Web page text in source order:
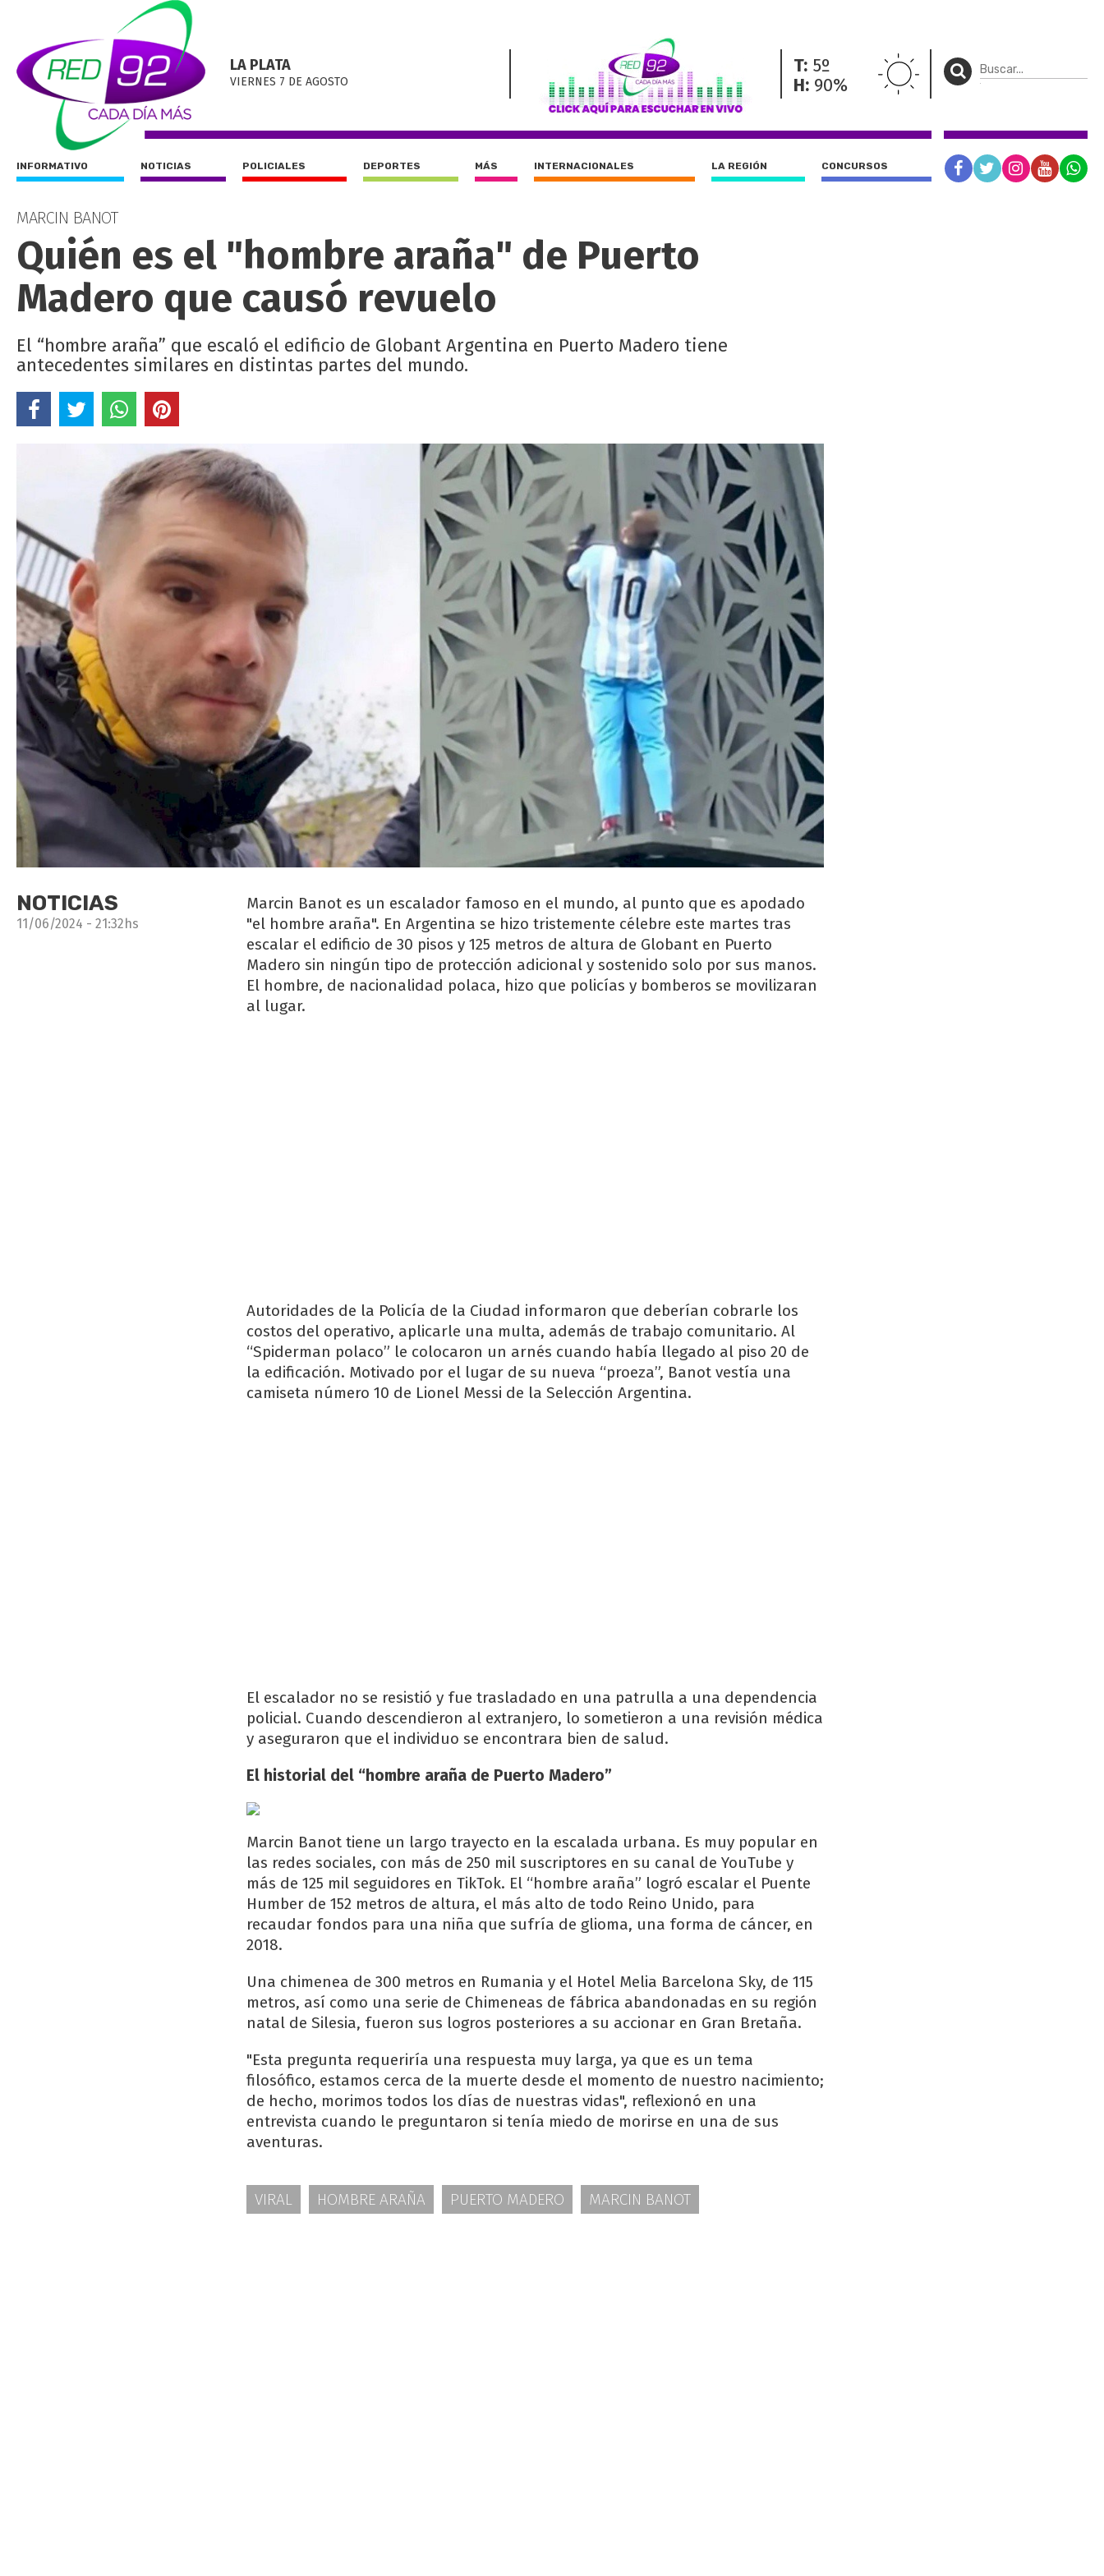
LA PLATA
VIERNES 7 DE AGOSTO
T: 5º
H: 90%
INFORMATIVO NOTICIAS POLICIALES DEPORTES MÁS INTERNACIONALES LA REGIÓN CONCURSOS
MARCIN BANOT
Quién es el "hombre araña" de Puerto
Madero que causó revuelo
El “hombre araña” que escaló el edificio de Globant Argentina en Puerto Madero tiene
antecedentes similares en distintas partes del mundo.
NOTICIAS
11/06/2024 - 21:32hs
Marcin Banot es un escalador famoso en el mundo, al punto que es apodado
"el hombre araña". En Argentina se hizo tristemente célebre este martes tras
escalar el edificio de 30 pisos y 125 metros de altura de Globant en Puerto
Madero sin ningún tipo de protección adicional y sostenido solo por sus manos.
El hombre, de nacionalidad polaca, hizo que policías y bomberos se movilizaran
al lugar.
Autoridades de la Policía de la Ciudad informaron que deberían cobrarle los
costos del operativo, aplicarle una multa, además de trabajo comunitario. Al
“Spiderman polaco” le colocaron un arnés cuando había llegado al piso 20 de
la edificación. Motivado por el lugar de su nueva “proeza”, Banot vestía una
camiseta número 10 de Lionel Messi de la Selección Argentina.
El escalador no se resistió y fue trasladado en una patrulla a una dependencia
policial. Cuando descendieron al extranjero, lo sometieron a una revisión médica
y aseguraron que el individuo se encontrara bien de salud.
El historial del “hombre araña de Puerto Madero”
Marcin Banot tiene un largo trayecto en la escalada urbana. Es muy popular en
las redes sociales, con más de 250 mil suscriptores en su canal de YouTube y
más de 125 mil seguidores en TikTok. El “hombre araña” logró escalar el Puente
Humber de 152 metros de altura, el más alto de todo Reino Unido, para
recaudar fondos para una niña que sufría de glioma, una forma de cáncer, en
2018.
Una chimenea de 300 metros en Rumania y el Hotel Melia Barcelona Sky, de 115
metros, así como una serie de Chimeneas de fábrica abandonadas en su región
natal de Silesia, fueron sus logros posteriores a su accionar en Gran Bretaña.
"Esta pregunta requeriría una respuesta muy larga, ya que es un tema
filosófico, estamos cerca de la muerte desde el momento de nuestro nacimiento;
de hecho, morimos todos los días de nuestras vidas", reflexionó en una
entrevista cuando le preguntaron si tenía miedo de morirse en una de sus
aventuras.
VIRAL HOMBRE ARAÑA PUERTO MADERO MARCIN BANOT